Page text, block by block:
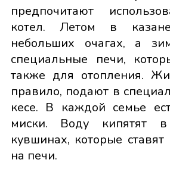
предпочитают
котел. Летом в
небольших очагах, а
специальные печи,
также для отопления.
правило, подают в
кесе. В каждой семье
миски. Воду кипятят в
кувшинах, которые
на печи.